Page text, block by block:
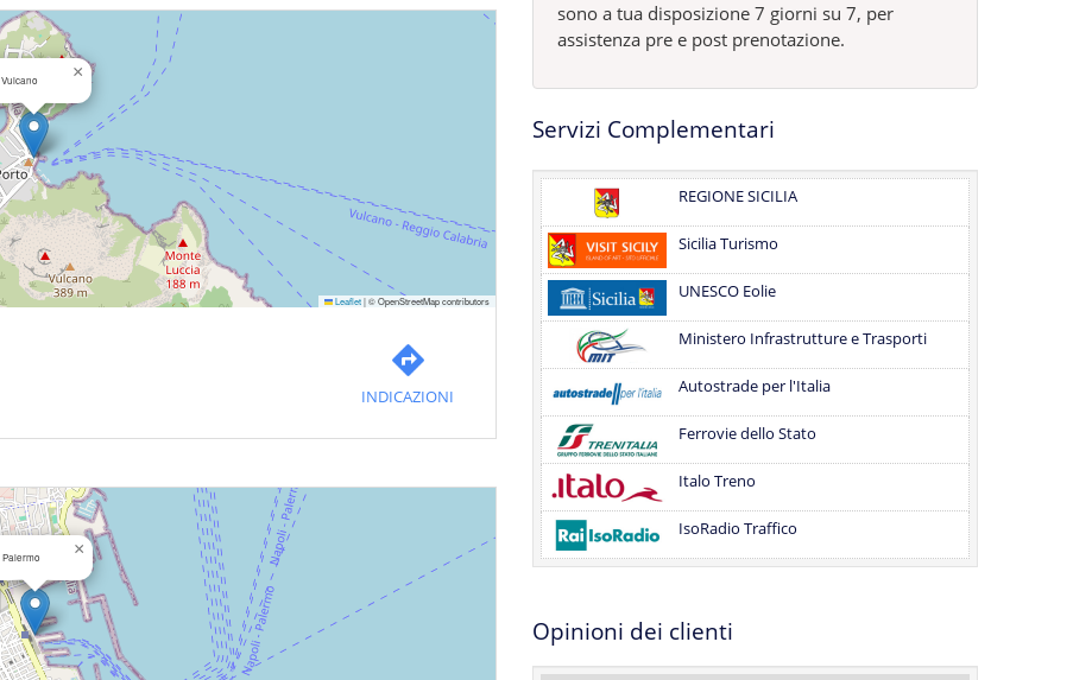
Vulcano ×
Leaflet |© OpenStreetMap contributors
INDICAZIONI
Palermo ×
sono a tua disposizione 7 giorni su 7, per
assistenza pre e post prenotazione.
Servizi Complementari
REGIONE SICILIA
Sicilia Turismo
UNESCO Eolie
Ministero Infrastrutture e Trasporti
Autostrade per l'Italia
Ferrovie dello Stato
Italo Treno
IsoRadio Traffico
Opinioni dei clienti